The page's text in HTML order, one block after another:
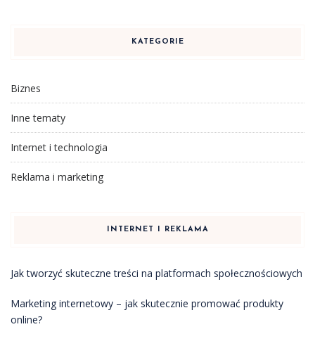
KATEGORIE
Biznes
Inne tematy
Internet i technologia
Reklama i marketing
INTERNET I REKLAMA
Jak tworzyć skuteczne treści na platformach społecznościowych
Marketing internetowy – jak skutecznie promować produkty
online?